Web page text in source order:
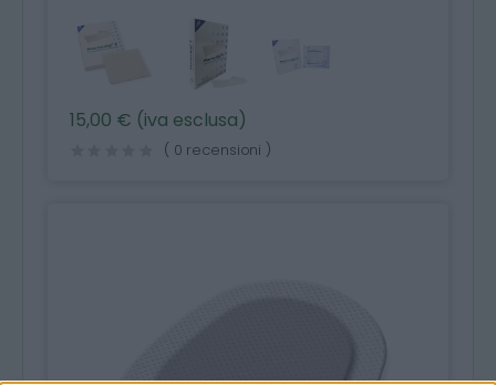
15,00 € (iva esclusa)
( 0 recensioni )